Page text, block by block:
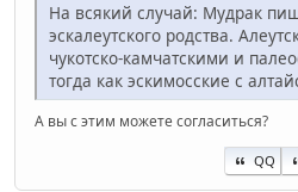
На всякий случай: Мудрак
эскалеутского родства.
чукотско-камчатскими и
тогда как эскимосские с
А вы с этим можете согласиться?
QQ